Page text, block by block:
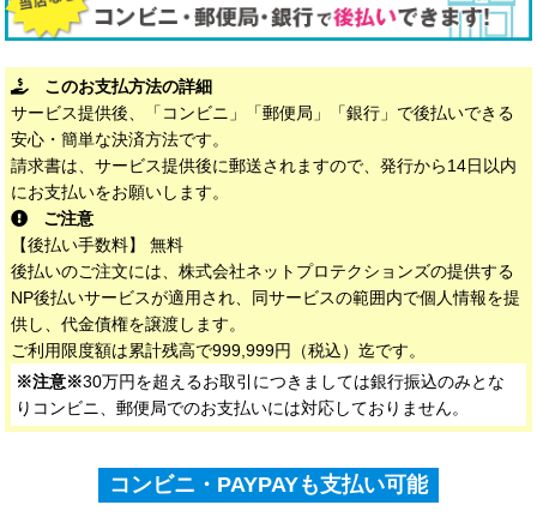
このお支払方法の詳細
サービス提供後、「コンビニ」「郵便局」「銀行」で後払いできる
安心・簡単な決済方法です。
請求書は、サービス提供後に郵送されますので、発行から14日以内
にお支払いをお願いします。
ご注意
【後払い手数料】 無料
後払いのご注文には、株式会社ネットプロテクションズの提供する
NP後払いサービスが適用され、同サービスの範囲内で個人情報を提
供し、代金債権を譲渡します。
ご利用限度額は累計残高で999,999円（税込）迄です。
※注意※30万円を超えるお取引につきましては銀行振込のみとな
りコンビニ、郵便局でのお支払いには対応しておりません。
コンビニ・PAYPAYも支払い可能